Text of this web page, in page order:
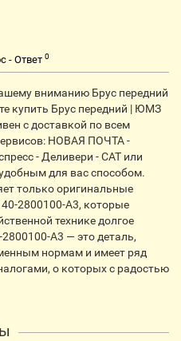
- Ответ 0
вниманию Брус передний
купить Брус передний | ЮМЗ
с доставкой по всем
НОВАЯ ПОЧТА -
- Деливери - CАТ или
для вас способом.
только оригинальные
2800100-А3, которые
технике долгое
А3 — это деталь,
нормам и имеет ряд
о которых с радостью